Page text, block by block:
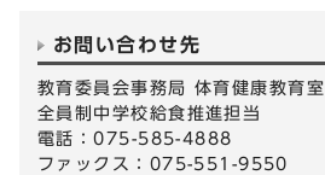
お問い合わせ先
教育委員会事務局 体育健康教育室
全員制中学校給食推進担当
電話：075-585-4888
ファックス：075-551-9550